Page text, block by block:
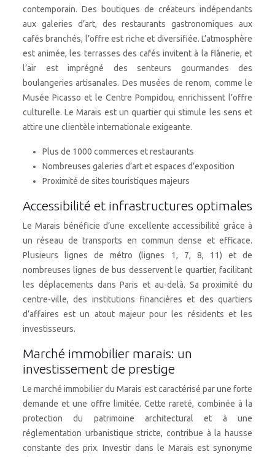
contemporain. Des boutiques de créateurs indépendants
aux galeries d’art, des restaurants gastronomiques aux
cafés branchés, l’offre est riche et diversifiée. L’atmosphère
est animée, les terrasses des cafés invitent à la flânerie, et
l’air est imprégné des senteurs gourmandes des
boulangeries artisanales. Des musées de renom, comme le
Musée Picasso et le Centre Pompidou, enrichissent l’offre
culturelle. Le Marais est un quartier qui stimule les sens et
attire une clientèle internationale exigeante.
Plus de 1000 commerces et restaurants
Nombreuses galeries d’art et espaces d’exposition
Proximité de sites touristiques majeurs
Accessibilité et infrastructures optimales
Le Marais bénéficie d’une excellente accessibilité grâce à
un réseau de transports en commun dense et efficace.
Plusieurs lignes de métro (lignes 1, 7, 8, 11) et de
nombreuses lignes de bus desservent le quartier, facilitant
les déplacements dans Paris et au-delà. Sa proximité du
centre-ville, des institutions financières et des quartiers
d’affaires est un atout majeur pour les résidents et les
investisseurs.
Marché immobilier marais: un
investissement de prestige
Le marché immobilier du Marais est caractérisé par une forte
demande et une offre limitée. Cette rareté, combinée à la
protection du patrimoine architectural et à une
réglementation urbanistique stricte, contribue à la hausse
constante des prix. Investir dans le Marais est synonyme